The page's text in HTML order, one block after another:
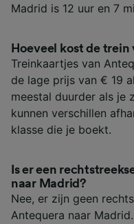
Madrid is 12 uur en 7
Hoeveel kost de
Treinkaartjes van
de lage prijs van € 19
meestal duurder als je
kunnen verschillen
klasse die je boekt.
Is er een
naar Madrid?
Nee, er zijn geen
Antequera naar